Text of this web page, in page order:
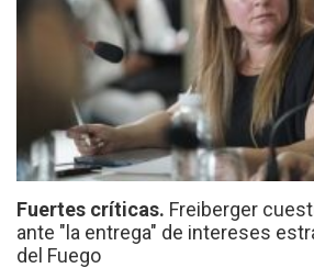
Fuertes críticas. Freiberger
ante "la entrega" de intereses
del Fuego